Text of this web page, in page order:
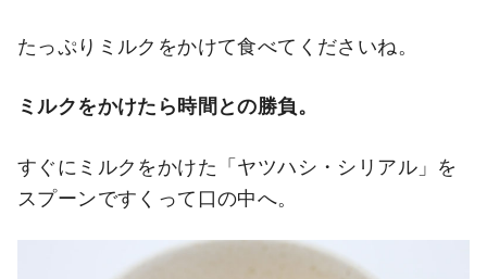
たっぷりミルクをかけて食べてくださいね。
ミルクをかけたら時間との勝負。
すぐにミルクをかけた「ヤツハシ・シリアル」を
スプーンですくって口の中へ。